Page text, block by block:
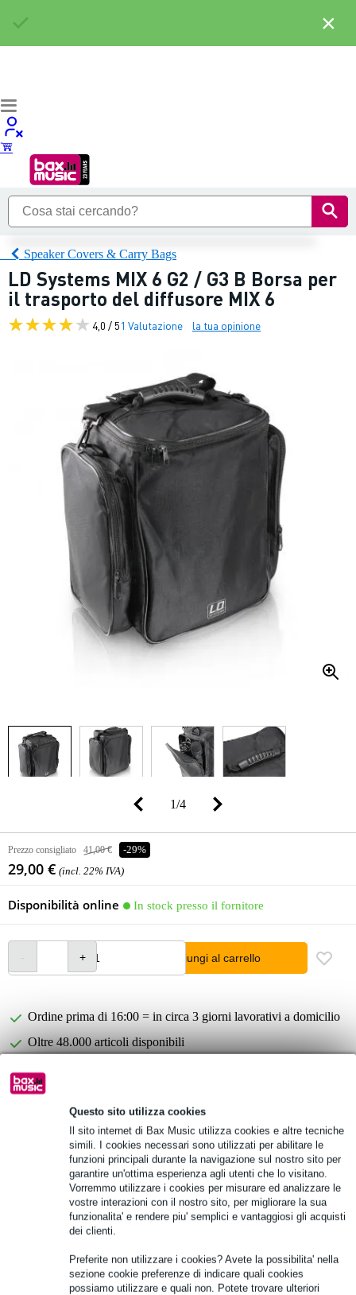
Questo sito utilizza cookies
Il sito internet di Bax Music utilizza cookies e altre tecniche
simili. I cookies necessari sono utilizzati per abilitare le
funzioni principali durante la navigazione sul nostro sito per
garantire un'ottima esperienza agli utenti che lo visitano.
Vorremmo utilizzare i cookies per misurare ed analizzare le
vostre interazioni con il nostro sito, per migliorare la sua
funzionalita' e rendere piu' semplici e vantaggiosi gli acquisti
dei clienti.
Preferite non utilizzare i cookies? Avete la possibilita' nella
sezione cookie preferenze di indicare quali cookies
possiamo utilizzare e quali non. Potete trovare ulteriori
Speaker Covers & Carry Bags
LD Systems MIX 6 G2 / G3 B Borsa per
il trasporto del diffusore MIX 6
4,0 / 51 Valutazione la tua opinione
1/4
Prezzo consigliato 41,00 € -29%
29,00 € (incl. 22% IVA)
Disponibilità online In stock presso il fornitore
Aggiungi al carrello
Ordine prima di 16:00 = in circa 3 giorni lavorativi a domicilio
Oltre 48.000 articoli disponibili
Informazioni sul prodotto
LD Systems MIX 6 G2 / G3 B
borsa per il trasporto del diffusore MIX 6
spazio per 1 diffusore della serie MIX 6
Specifiche complete
Accessori (71)
×